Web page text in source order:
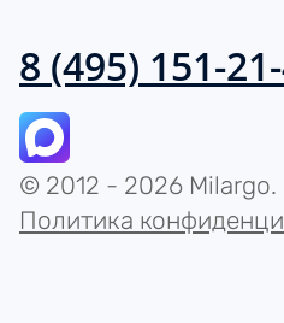
8 (495) 151-
© 2012 - 2026
Политика